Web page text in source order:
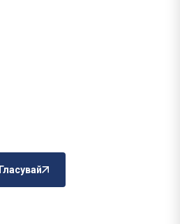
Гласувай